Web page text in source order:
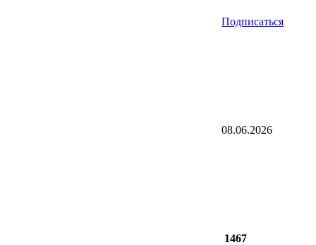
Подписаться
08.06.2026
1467